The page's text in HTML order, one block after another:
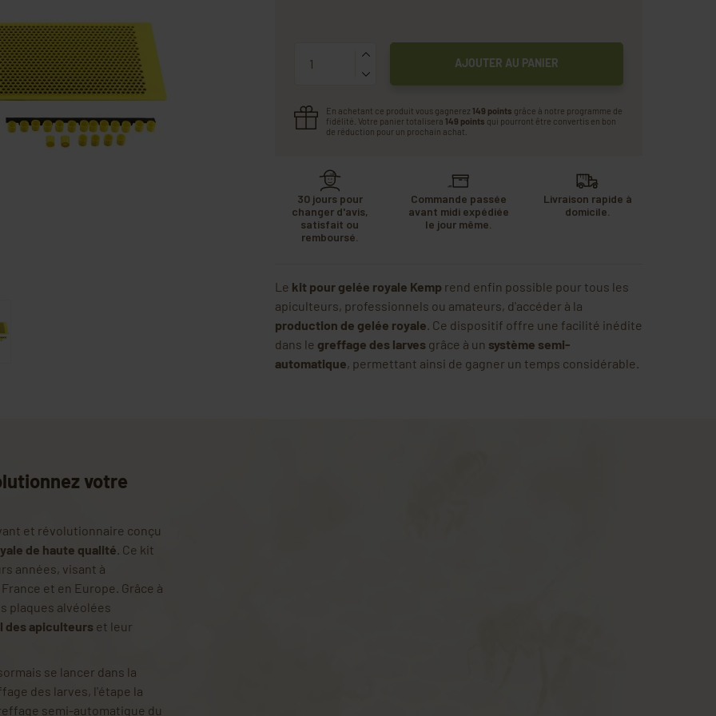
AJOUTER AU PANIER
En achetant ce produit vous gagnerez 149 points grâce à notre programme de
fidélité. Votre panier totalisera 149 points qui pourront être convertis en bon
de réduction pour un prochain achat.
30 jours pour
changer d'avis,
satisfait ou
remboursé.
Commande passée
avant midi expédiée
le jour même.
Livraison rapide à
domicile.
Le kit pour gelée royale Kemp rend enfin possible pour tous les
apiculteurs, professionnels ou amateurs, d'accéder à la
production de gelée royale . Ce dispositif offre une facilité inédite
dans le greffage des larvesgrâce à un système semi-
automatique, permettant ainsi de gagner un temps considérable.
votre
et révolutionnaire conçu
de haute qualité . Ce kit
années, visant à
et en Europe. Grâce à
plaques alvéolées
des apiculteurs et leur
se lancer dans la
des larves, l'étape la
semi-automatique du